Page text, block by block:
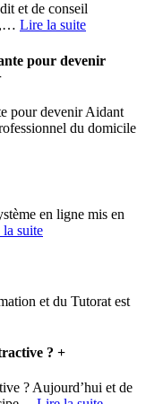
et de conseil
… Lire la suite
pour devenir
pour devenir Aidant
du domicile
en ligne mis en
suite
et du Tutorat est
? +
? Aujourd’hui et de